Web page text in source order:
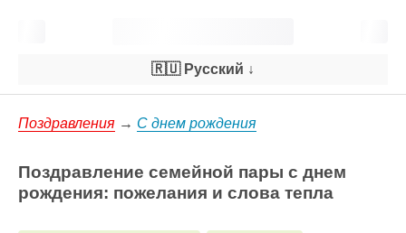
🇷🇺 Русский ↓
Поздравления → С днем рождения
Поздравление семейной пары с днем
рождения: пожелания и слова тепла